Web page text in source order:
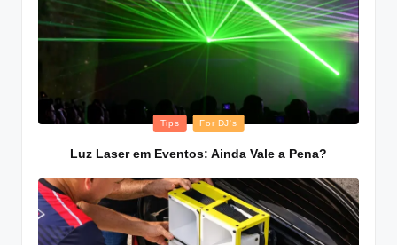
Posted
Tips For DJ's
Luz Laser em Eventos: Ainda Vale a Pena?